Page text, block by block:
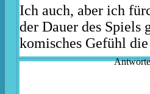
Ich auch, aber ich
der Dauer des Spiels
komisches Gefühl